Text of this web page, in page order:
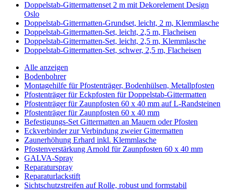
Doppelstab-Gittermattenset 2 m mit Dekorelement Design
Oslo
Doppelstab-Gittermatten-Grundset, leicht, 2 m, Klemmlasche
Doppelstab-Gittermatten-Set, leicht, 2,5 m, Flacheisen
Doppelstab-Gittermatten-Set, leicht, 2,5 m, Klemmlasche
Doppelstab-Gittermatten-Set, schwer, 2,5 m, Flacheisen
Alle anzeigen
Bodenbohrer
Montagehilfe für Pfostenträger, Bodenhülsen, Metallpfosten
Pfostenträger für Eckpfosten für Doppelstab-Gittermatten
Pfostenträger für Zaunpfosten 60 x 40 mm auf L-Randsteinen
Pfostenträger für Zaunpfosten 60 x 40 mm
Befestigungs-Set Gittermatten an Mauern oder Pfosten
Eckverbinder zur Verbindung zweier Gittermatten
Zaunerhöhung Erhard inkl. Klemmlasche
Pfostenverstärkung Arnold für Zaunpfosten 60 x 40 mm
GALVA-Spray
Reparaturspray
Reparaturlackstift
Sichtschutzstreifen auf Rolle, robust und formstabil